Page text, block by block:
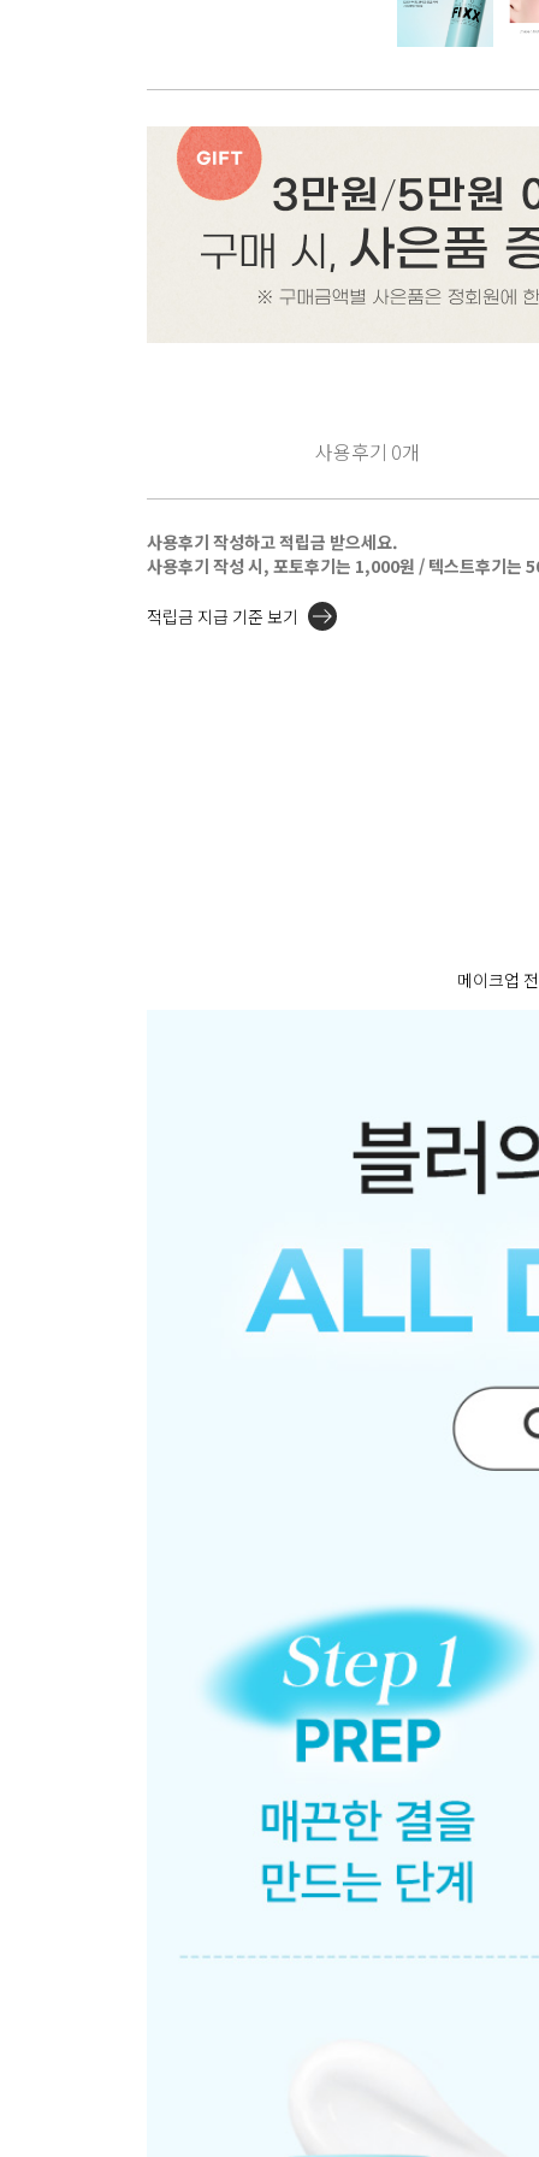
사용후기 0개
사용후기 작성하고 적립금 받으세요.
사용후기 작성 시, 포토후기는 1,000원 / 텍스트후기는
적립금 지급 기준 보기
메이크업